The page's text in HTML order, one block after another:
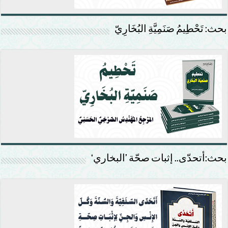
بحث: تَحْطِيمُ صَنَمِيَّةِ البُخَارِيّ
بحث:أتحدّى.. إثبات صحّة ’البخاري‘